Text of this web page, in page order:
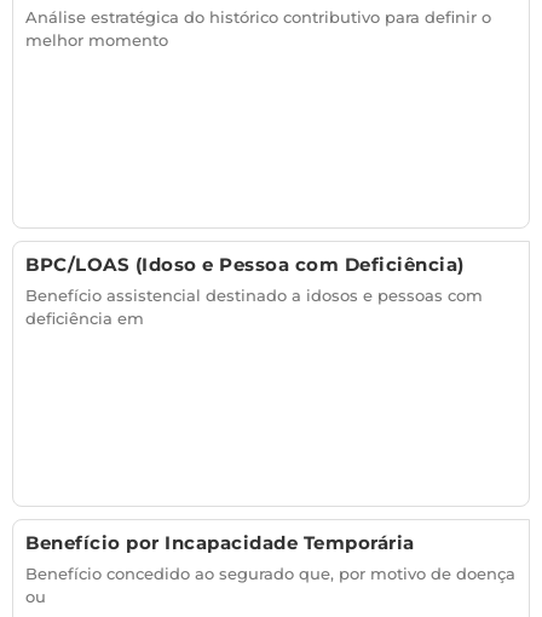
Análise estratégica do histórico contributivo para definir o
melhor momento
BPC/LOAS (Idoso e Pessoa com Deficiência)
Benefício assistencial destinado a idosos e pessoas com
deficiência em
Benefício por Incapacidade Temporária
Benefício concedido ao segurado que, por motivo de doença
ou